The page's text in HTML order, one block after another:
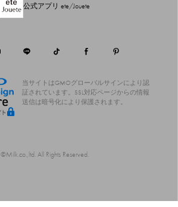
公式アプリ ete/Jouete
当サイトはGMOグローバルサインにより認
証されています。
SSL対応ページからの情報
送信は暗号化により保護されます。
©Milk.co.,ltd. All Rights Reserved.